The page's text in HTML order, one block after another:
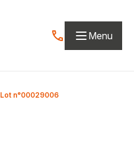
Contactez-nous
Menu
Lot n°00029006